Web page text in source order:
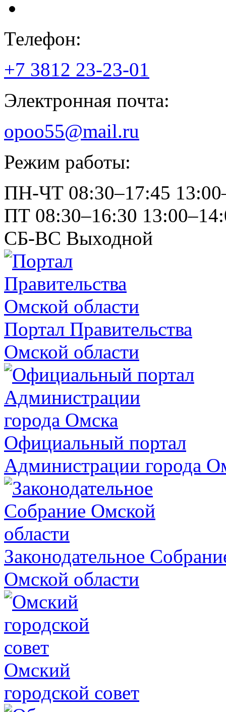
Телефон:
+7 3812 23-23-01
Электронная почта:
opoo55@mail.ru
Режим работы:
ПН-ЧТ 08:30–17:45
ПТ 08:30–16:30
СБ-ВС Выходной
Портал Правительства
Омской области
Официальный портал
Администрации города
Законодательное
Омской области
Омский
городской совет